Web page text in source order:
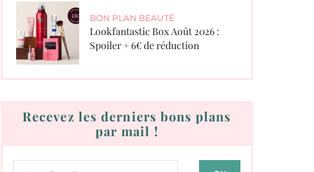
BON PLAN BEAUTÉ
Lookfantastic Box Août 2026 :
Spoiler + 6€ de réduction
Recevez les derniers bons plans
par mail !